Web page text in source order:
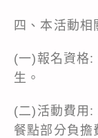
四、本活動相
(一)報名資格:
生。
(二)活動費用
餐點部分負擔